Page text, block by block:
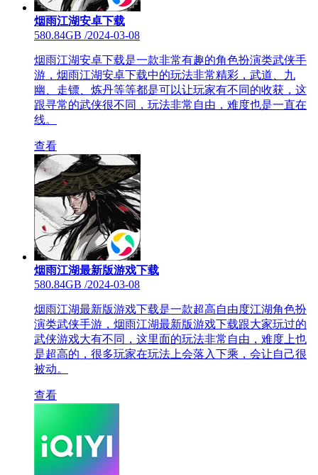
烟雨江湖安卓下载
580.84GB /2024-03-08
烟雨江湖安卓下载是一款非常有趣的角色扮演类武侠手
游，烟雨江湖安卓下载中的玩法非常精彩，武道、九
幽、走镖、炼丹等等都是可以让玩家有不同的收获，这
跟寻常的武侠很不同，玩法非常自由，难度也是一直在
线。
查看
烟雨江湖最新版游戏下载
580.84GB /2024-03-08
烟雨江湖最新版游戏下载是一款超高自由度江湖角色扮
演类武侠手游，烟雨江湖最新版游戏下载跟大家玩过的
武侠游戏大有不同，这里面的玩法非常自由，难度上也
是超高的，很多玩家在玩法上会落入下乘，会让自己很
被动。
查看